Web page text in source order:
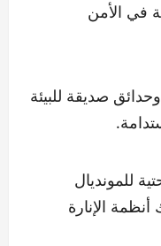
في الأمن
صديقة للبيئة
للمونديال
أنظمة الإنارة